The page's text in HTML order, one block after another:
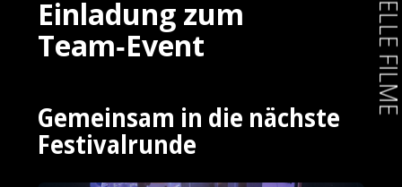
Einladung zum
Team‑Event
Gemeinsam in die nächste
Festivalrunde